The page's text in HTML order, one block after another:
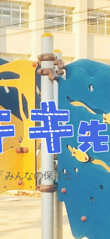
んなの保育士」